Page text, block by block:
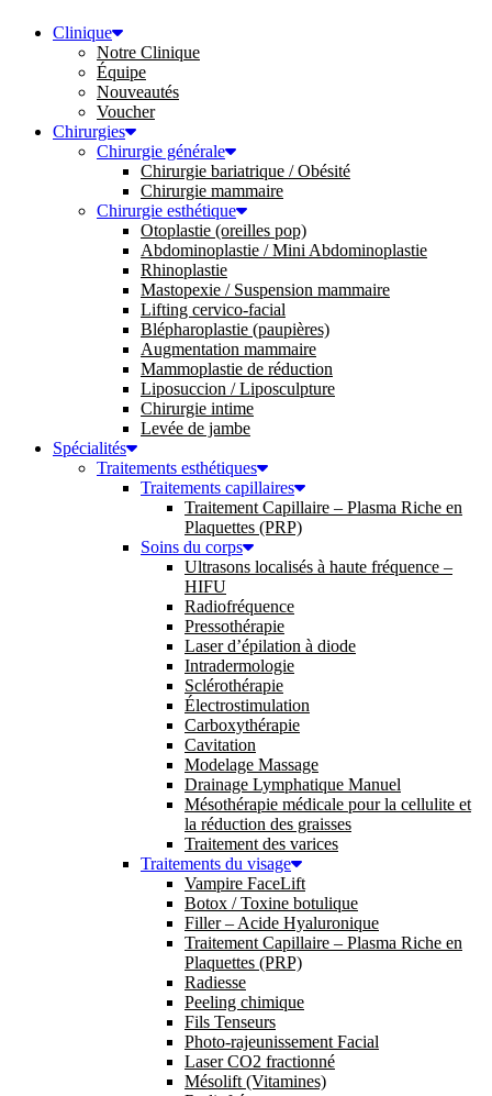
Clinique
Notre Clinique
Équipe
Nouveautés
Voucher
Chirurgies
Chirurgie générale
Chirurgie bariatrique / Obésité
Chirurgie mammaire
Chirurgie esthétique
Otoplastie (oreilles pop)
Abdominoplastie / Mini Abdominoplastie
Rhinoplastie
Mastopexie / Suspension mammaire
Lifting cervico-facial
Blépharoplastie (paupières)
Augmentation mammaire
Mammoplastie de réduction
Liposuccion / Liposculpture
Chirurgie intime
Levée de jambe
Spécialités
Traitements esthétiques
Traitements capillaires
Traitement Capillaire – Plasma Riche en
Plaquettes (PRP)
Soins du corps
Ultrasons localisés à haute fréquence –
HIFU
Radiofréquence
Pressothérapie
Laser d’épilation à diode
Intradermologie
Sclérothérapie
Électrostimulation
Carboxythérapie
Cavitation
Modelage Massage
Drainage Lymphatique Manuel
Mésothérapie médicale pour la cellulite et
la réduction des graisses
Traitement des varices
Traitements du visage
Vampire FaceLift
Botox / Toxine botulique
Filler – Acide Hyaluronique
Traitement Capillaire – Plasma Riche en
Plaquettes (PRP)
Radiesse
Peeling chimique
Fils Tenseurs
Photo-rajeunissement Facial
Laser CO2 fractionné
Mésolift (Vitamines)